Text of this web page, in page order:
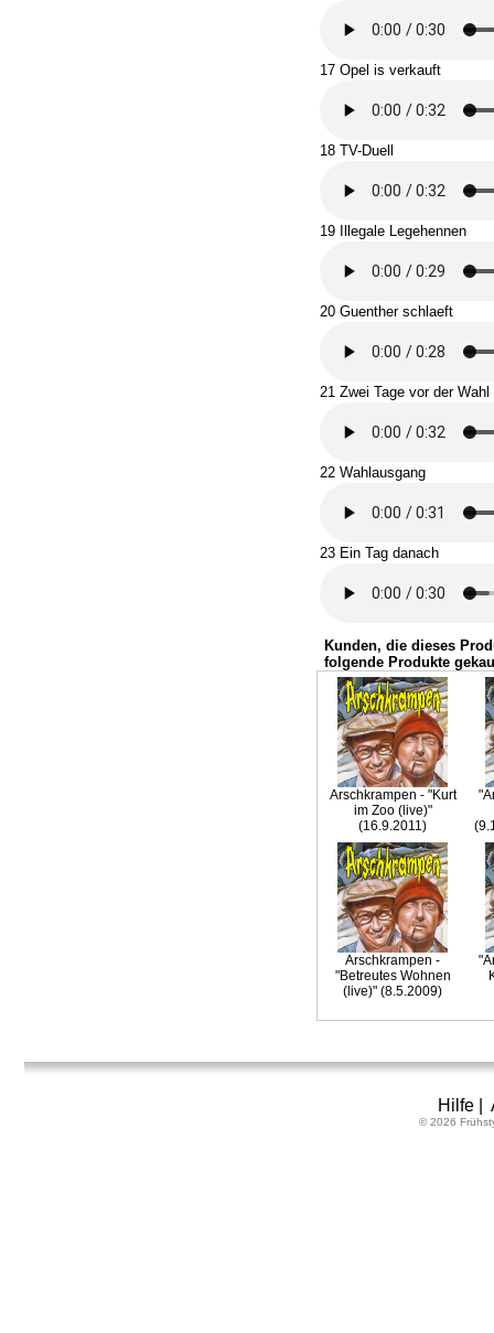
17 Opel is verkauft
18 TV-Duell
19 Illegale Legehennen
20 Guenther schlaeft
21 Zwei Tage vor der Wahl
22 Wahlausgang
23 Ein Tag danach
Kunden, die dieses
folgende Produkte
Arschkrampen - "Kurt
im Zoo (live)"
(16.9.2011)
Arschkrampen -
"Betreutes Wohnen
(live)" (8.5.2009)
Hilfe|
© 2026